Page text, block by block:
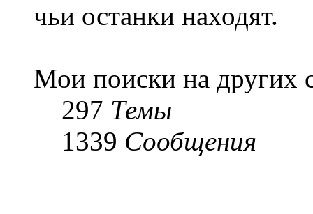
чьи останки находят.
Мои поиски на других
297 Темы
1339 Сообщения